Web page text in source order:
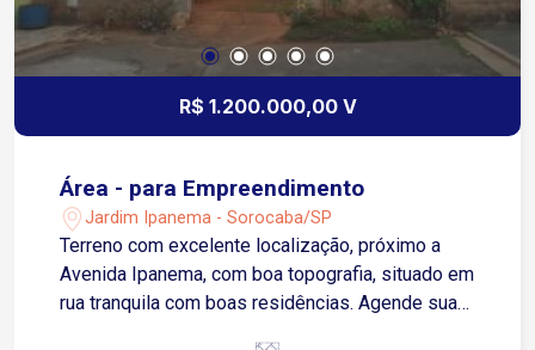
R$ 1.200.000,00 V
Área - para Empreendimento
Jardim Ipanema - Sorocaba/SP
Terreno com excelente localização, próximo a
Avenida Ipanema, com boa topografia, situado em
rua tranquila com boas residências. Agende sua